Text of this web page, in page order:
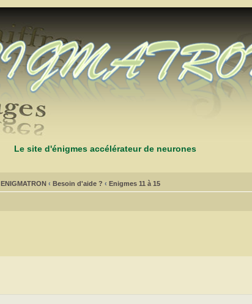
Le site d'énigmes accélérateur de neurones
ENIGMATRON ‹ Besoin d'aide ? ‹ Enigmes 11 à 15